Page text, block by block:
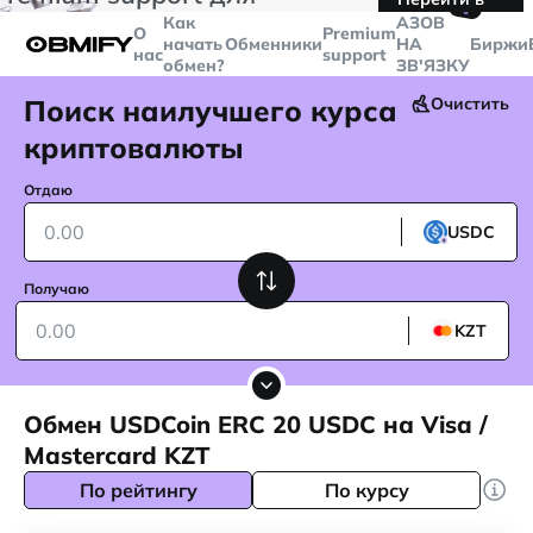
больше
$5000
Telegram
О
нас
Как
начать
обмен?
ОбменникиPremium
support
🤙
AЗОВ
НА
ЗВ'ЯЗКУ
Биржи
Поиск наилучшего курса
криптовалюты
Очистить
Отдаю
USDC
Получаю
KZT
Обмен USDCoin ERC 20 USDC на Visa /
Mastercard KZT
По рейтингу По курсу